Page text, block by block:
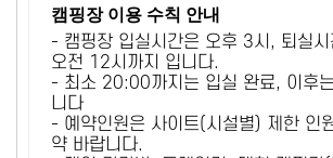
캠핑장 이용 수칙 안내
- 캠핑장 입실시간은 오후 3시, 퇴실
오전 12시까지 입니다.
- 최소 20:00까지는 입실 완료, 이후
니다
- 예약인원은 사이트(시설별) 제한 인
약 바랍니다.